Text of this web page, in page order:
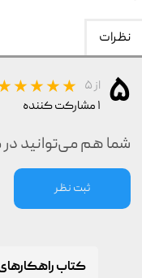
نظرات
۵ از ۵
۱ مشارکت کننده
شما هم می‌توانید در
ثبت نظر
کتاب